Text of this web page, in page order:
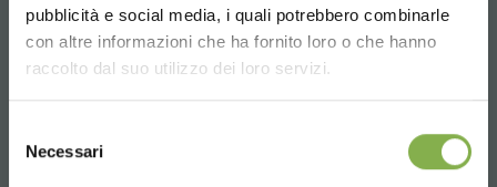
pubblicità e social media, i quali potrebbero combinarle
con altre informazioni che ha fornito loro o che hanno
raccolto dal suo utilizzo dei loro servizi.
delNecessari
Choose the country you are in and your
language for a better browsing experience
14:00 - 18:30
+39 0376 960311
5 % de réduction
sur votre première
commande *
Livraison gratuite